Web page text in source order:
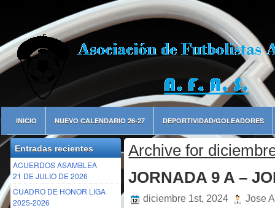
INICIO NUEVO CALENDARIO 26-27 DEPORTIVIDAD/GOLEADORES
Entradas recientes
ACUERDOS ASAMBLEA
21 DE JULIO DE 2026
CUADRO DE HONOR LIGA
2025-2026
Archive for
JORNADA 9 A –
diciembre 1st, 2024 Jose